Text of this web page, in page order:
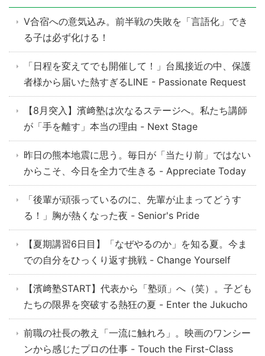
V合宿への意気込み。前半戦の失敗を「言語化」でき
る子は必ず化ける！
「日程を変えてでも開催して！」台風接近の中、保護
者様から届いた熱すぎるLINE - Passionate Request
【8月突入】濱﨑塾は次なるステージへ。私たち講師
が「手を離す」本当の理由 - Next Stage
昨日の熊本地震に思う。毎日が「当たり前」ではない
からこそ、今日を全力で生きる - Appreciate Today
「後輩が頑張っているのに、先輩が止まってどうす
る！」胸が熱くなった夜 - Senior's Pride
【夏期講習6日目】「なぜやるのか」を知る夏。今ま
での自分をひっくり返す挑戦 - Change Yourself
【濱﨑塾START】代表から「塾頭」へ（笑）。子ども
たちの限界を突破する熱狂の夏 - Enter the Jukucho
前職の社長の教え「一流に触れろ」。映画のワンシー
ンから感じたプロの仕事 - Touch the First-Class